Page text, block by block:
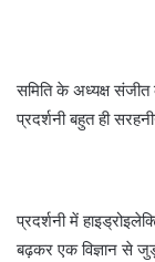
समिति के अध्यक्ष संजीत
प्रदर्शनी बहुत ही
प्रदर्शनी में
बढ़कर एक विज्ञान से